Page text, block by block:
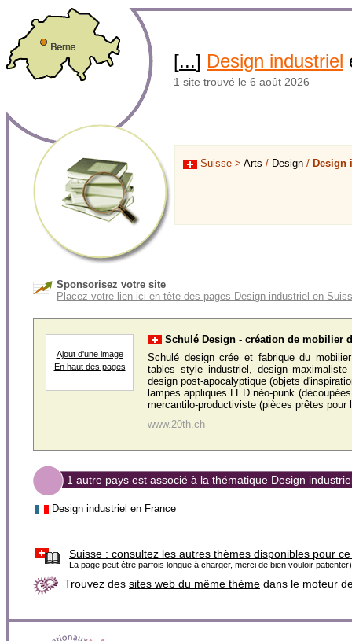
[...] Design industriel
1 site trouvé le 6 août 2026
Suisse > Arts / Design / Design
Sponsorisez votre site
Placez votre lien ici en tête des pages Design industriel en
Ajout d'une image
En haut des pages
Schulé Design - création de mobilier
Schulé design crée et fabrique du
tables style industriel, design
design post-apocalyptique (objets
lampes appliques LED néo-punk
mercantilo-productiviste (pièces prêtes pour
www.20th.ch
1 autre pays est associé à la thématique Design
Design industriel en France
Suisse : consultez les autres thèmes disponibles pour
La page peut être parfois longue à charger, merci de bien vouloir patienter)
Trouvez des sites web du même thème dans le moteur